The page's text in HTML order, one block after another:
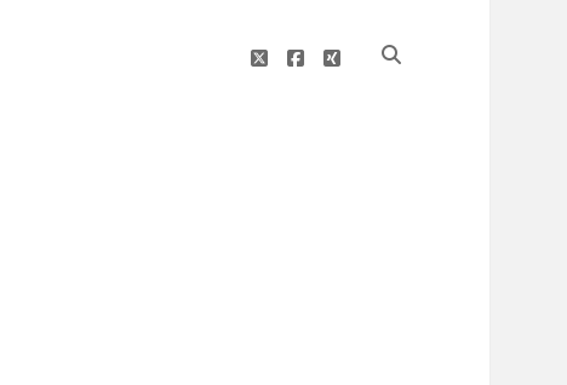
twitterfacebook
xing